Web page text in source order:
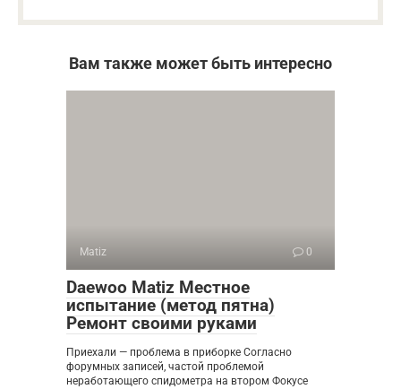
Вам также может быть интересно
Matiz 0
Daewoo Matiz Местное
испытание (метод пятна)
Ремонт своими руками
Приехали — проблема в приборке Согласно
форумных записей, частой проблемой
неработающего спидометра на втором Фокусе